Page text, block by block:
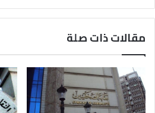
مقالات ذات صلة